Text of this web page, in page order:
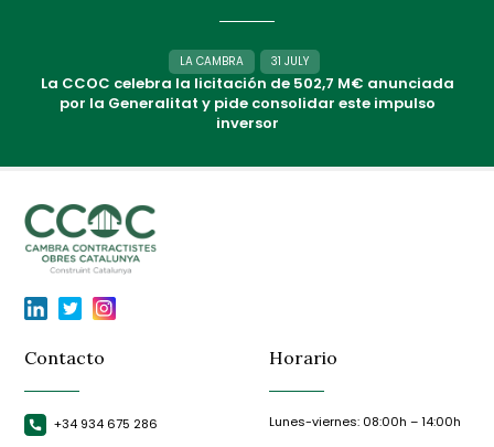
LA CAMBRA 31 JULY
La CCOC celebra la licitación de 502,7 M€ anunciada
por la Generalitat y pide consolidar este impulso
inversor
Contacto
+34 934 675 286
Horario
Lunes-viernes: 08:00h – 14:00h